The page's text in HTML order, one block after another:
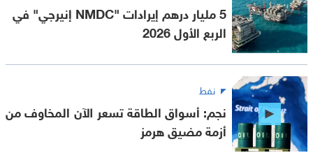
5 مليار درهم إيرادات "NMDC إنيرجي" في
الربع الأول 2026
نفط
نجم: أسواق الطاقة تسعر الآن المخاوف من
أزمة مضيق هرمز